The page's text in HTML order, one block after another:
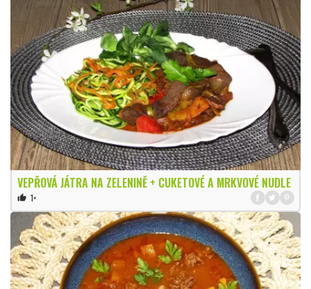
VEPŘOVÁ JÁTRA NA ZELENINĚ + CUKETOVÉ A MRKVOVÉ NUDLE
thumb_up 1×